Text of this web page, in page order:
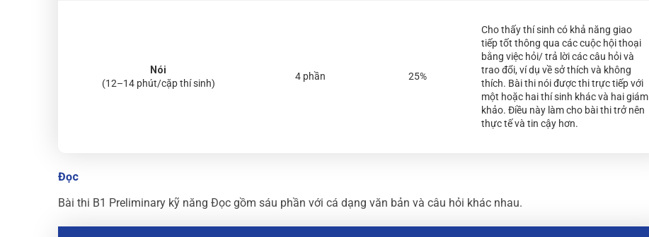
Nói
(12–14 phút/cặp thí sinh)
4 phần 25%
Cho thấy thí sinh có khả năng giao
tiếp tốt thông qua các cuộc hội thoại
bằng việc hỏi/ trả lời các câu hỏi và
trao đổi, ví dụ về sở thích và không
thích. Bài thi nói được thi trực tiếp với
một hoặc hai thí sinh khác và hai giám
khảo. Điều này làm cho bài thi trở nên
thực tế và tin cậy hơn.
Đọc
Bài thi B1 Preliminary kỹ năng Đọc gồm sáu phần với cá dạng văn bản và câu hỏi khác nhau.